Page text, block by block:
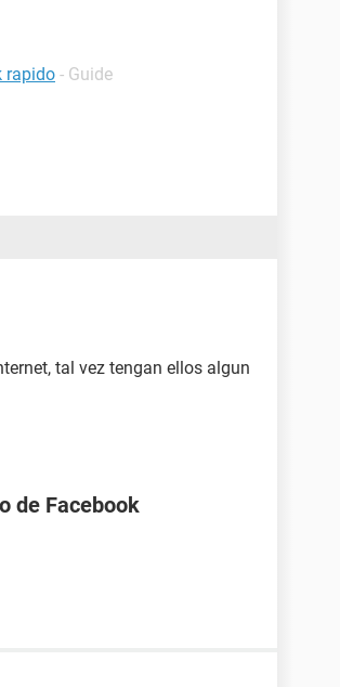
rapido - Guide
tal vez tengan ellos algun
de Facebook